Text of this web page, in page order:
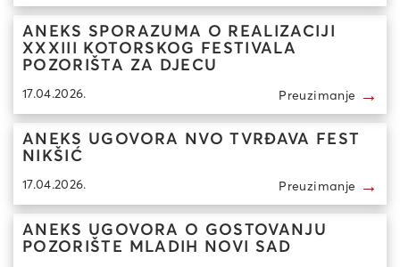
ANEKS SPORAZUMA O REALIZACIJI
XXXIII KOTORSKOG FESTIVALA
POZORIŠTA ZA DJECU
17.04.2026. Preuzimanje →
ANEKS UGOVORA NVO TVRĐAVA FEST
NIKŠIĆ
17.04.2026. Preuzimanje →
ANEKS UGOVORA O GOSTOVANJU
POZORIŠTE MLADIH NOVI SAD